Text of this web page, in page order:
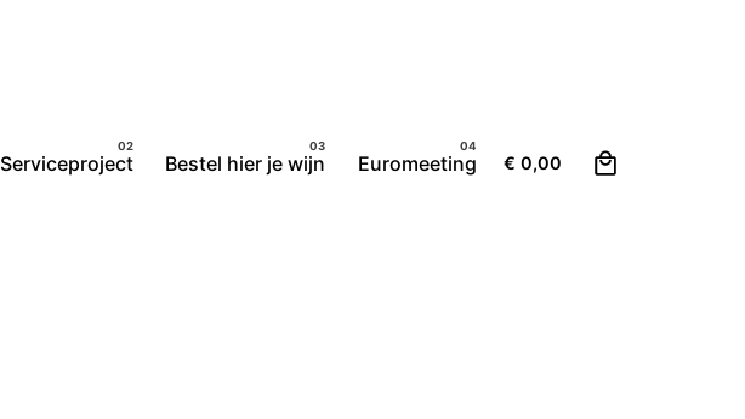
Serviceproject Bestel hier je wijn Euromeeting € 0,00